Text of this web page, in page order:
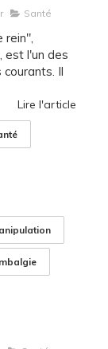
Santé
rein",
est l'un des
Il
Lire l'article